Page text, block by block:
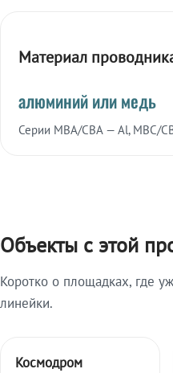
Материал
алюминий или медь
Серии МВА/СВА — Al, МВС/
Объекты с этой
Коротко о площадках, где
линейки.
Космодром